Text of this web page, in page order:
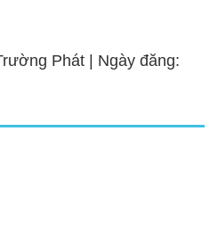
Phát | Ngày đăng: